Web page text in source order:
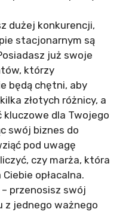
dużej konkurencji,
stacjonarnym są
już swoje
którzy
będą chętni, aby
złotych różnicy, a
kluczowe dla Twojego
swój biznes do
pod uwagę
czy marża, która
opłacalna.
przenosisz swój
z jednego ważnego